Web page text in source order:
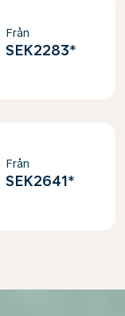
Från
SEK2283*
Från
SEK2641*